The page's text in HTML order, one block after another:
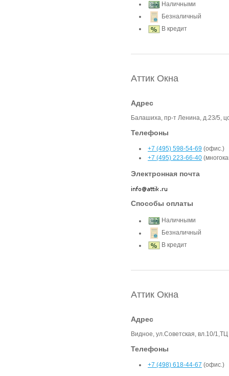
Наличными
Безналичный
В кредит
Аттик Окна
Адрес
Балашиха, пр-т Ленина, д.23/5,
Телефоны
+7 (495) 598-54-69 (офис.)
+7 (495) 223-66-40
Электронная почта
Способы оплаты
Наличными
Безналичный
В кредит
Аттик Окна
Адрес
Видное, ул.Советская, вл.10/
Телефоны
+7 (498) 618-44-67 (офис.)